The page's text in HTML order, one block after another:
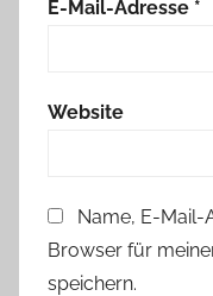
E-Mail-Adresse *
Website
Name, E-Mail-
Browser für
speichern.